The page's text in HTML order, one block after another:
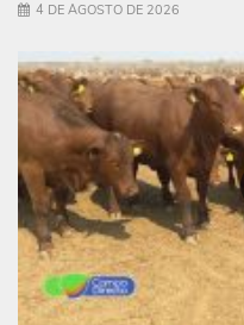
4 DE AGOSTO DE 2026